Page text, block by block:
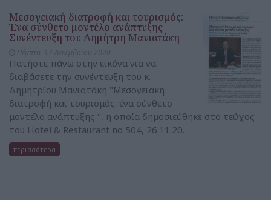
Μεσογειακή διατροφή και τουρισμός:
Ένα σύνθετο μοντέλο ανάπτυξης-
Συνέντευξη του Δημήτρη Μανιατάκη
Πατήστε πάνω στην εικόνα για να
διαβάσετε την συνέντευξη του κ.
Δημητρίου Μανιατάκη "Μεσογειακή
διατροφή και τουρισμός: ένα σύνθετο
μοντέλο ανάπτυξης ", η οποία δημοσιεύθηκε στο τεύχος
του Hotel & Restaurant no 504, 26.11.20.
περισσότερα